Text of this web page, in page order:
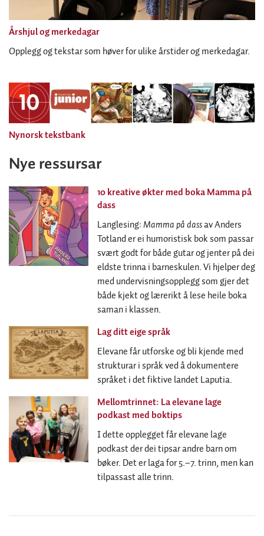
Årshjul og merkedagar
Opplegg og tekstar som høver for ulike årstider og merkedagar.
Nynorsk tekstbank
Nye ressursar
10 kreative økter med boka Mamma på
dass
Langlesing:Mamma på dassav Anders
Totland er ei humoristisk bok som passar
svært godt for både gutar og jenter på dei
eldste trinna i barneskulen. Vi hjelper deg
med undervisningsopplegg som gjer det
både kjekt og lærerikt å lese heile boka
saman i klassen.
Lag ditt eige språk
Elevane får utforske og bli kjende med
strukturar i språk ved å dokumentere
språket i det fiktive landet Laputia.
Mellomtrinnet: La elevane lage
podkast med boktips
I dette opplegget får elevane lage
podkast der dei tipsar andre barn om
bøker. Det er laga for 5.–7. trinn, men kan
tilpassast alle trinn.